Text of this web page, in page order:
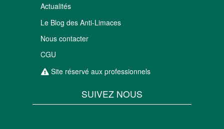
Actualités
Le Blog des Anti-Limaces
Nous contacter
CGU
Site réservé aux professionnels
SUIVEZ NOUS